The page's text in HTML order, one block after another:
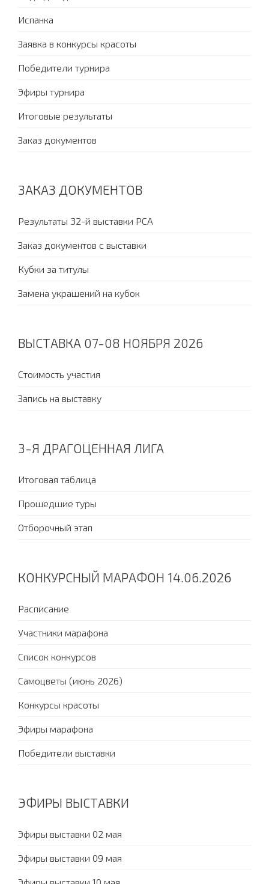
Испанка
Заявка в конкурсы красоты
Победители турнира
Эфиры турнира
Итоговые результаты
Заказ документов
ЗАКАЗ ДОКУМЕНТОВ
Результаты 32-й выставки PCA
Заказ документов с выставки
Кубки за титулы
Замена украшений на кубок
ВЫСТАВКА 07-08 НОЯБРЯ 2026
Стоимость участия
Запись на выставку
3-Я ДРАГОЦЕННАЯ ЛИГА
Итоговая таблица
Прошедшие туры
Отборочный этап
КОНКУРСНЫЙ МАРАФОН 14.06.2026
Расписание
Участники марафона
Список конкурсов
Самоцветы (июнь 2026)
Конкурсы красоты
Эфиры марафона
Победители выставки
ЭФИРЫ ВЫСТАВКИ
Эфиры выставки 02 мая
Эфиры выставки 09 мая